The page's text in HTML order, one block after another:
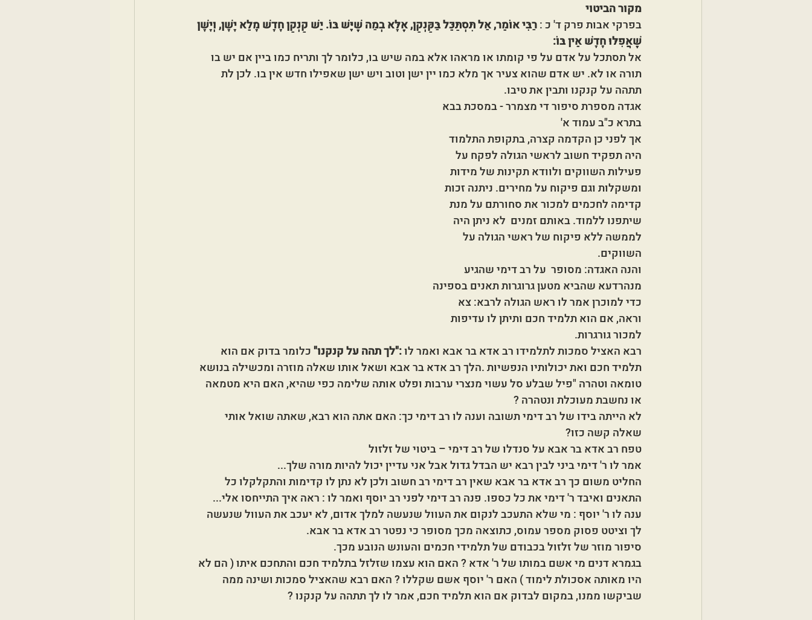
מקור הביטוי
בפרקי אבות פרק ד' כ : רַבִּי אוֹמֵר, אַל תִּסְתַּכֵּל בַּקַּנְקַן, אֶלָּא בְמַה שֶּׁיֶּשׁ בּוֹ. יֵשׁ קַנְקַן חָדָשׁ מָלֵא יָשָׁן, וְיָשָׁן
שֶׁאֲפִלּוּ חָדָשׁ אֵין בּוֹ:
אל תסתכל על אדם על פי קומתו או מראהו אלא במה שיש בו, כלומר לך ותריח כמו ביין אם יש בו
תורה או לא. יש אדם שהוא צעיר אך מלא כמו יין ישן וטוב ויש ישן שאפילו חדש אין בו. לכן לת
תתהה על קנקנו ותבין את טיבו.
אגדה מספרת סיפור די מצמרר - במסכת בבא
בתרא כ"ב עמוד א'
אך לפני כן הקדמה קצרה, בתקופת התלמוד
היה תפקיד חשוב לראשי הגולה לפקח על
פעילות השווקים ולוודא תקינות של מידות
ומשקלות וגם פיקוח על מחירים. ניתנה זכות
קדימה לחכמים למכור את סחורתם על מנת
שיתפנו ללמוד. באותם זמנים  לא ניתן היה
לממשה ללא פיקוח של ראשי הגולה על
השווקים.
והנה האגדה: מסופר  על רב דימי שהגיע
מנהרדעא שהביא מטען גרוגרות תאנים בספינה
כדי למוכרן אמר לו ראש הגולה לרבא: צא
וראה, אם הוא תלמיד חכם ותיתן לו עדיפות
למכור גורגרות.
רבא האציל סמכות לתלמידו רב אדא בר אבא ואמר לו :"לך תהה על קנקנו" כלומר בדוק אם הוא
תלמיד חכם ואת יכולותיו הנפשיות .הלך רב אדא בר אבא ושאל אותו שאלה מוזרה ומכשילה בנושא
טומאה וטהרה "פיל שבלע סל עשוי מנצרי ערבות ופלט אותה שלימה כפי שהיא, האם היא מטמאה
או נחשבת מעוכלת ונטהרה ?
לא הייתה בידו של רב דימי תשובה וענה לו רב דימי כך: האם אתה הוא רבא, שאתה שואל אותי
שאלה קשה כזו?
טפח רב אדא בר אבא על סנדלו של רב דימי – ביטוי של זלזול
אמר לו ר' דימי ביני לבין רבא יש הבדל גדול אבל אני עדיין יכול להיות מורה שלך...
החליט משום כך רב אדא בר אבא שאין רב דימי רב חשוב ולכן לא נתן לו קדימות והתקלקלו כל
התאנים ואיבד ר' דימי את כל כספו. פנה רב דימי לפני רב יוסף ואמר לו : ראה איך התייחסו אלי...
ענה לו ר' יוסף : מי שלא התעכב לנקום את העוול שנעשה למלך אדום, לא יעכב את העוול שנעשה
לך וציטט פסוק מספר עמוס, כתוצאה מכך מסופר כי נפטר רב אדא בר אבא.
סיפור מוזר של זלזול בכבודם של תלמידי חכמים והעונש הנובע מכך.
בגמרא דנים מי אשם במותו של ר' אדא ? האם הוא עצמו שזלזל בתלמיד חכם והתחכם איתו ( הם לא
היו מאותה אסכולת לימוד ) האם ר' יוסף אשם שקללו ? האם רבא שהאציל סמכות ושינה ממה
שביקשו ממנו, במקום לבדוק אם הוא תלמיד חכם, אמר לו לך תתהה על קנקנו ?